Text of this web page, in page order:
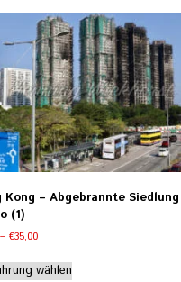
Varianten
auf.
Die
Optionen
können
auf
der
Produktseite
gewählt
werden
Kong – Abgebrannte
(1)
– €35,00Preisspanne:
bis
wählenProdukt